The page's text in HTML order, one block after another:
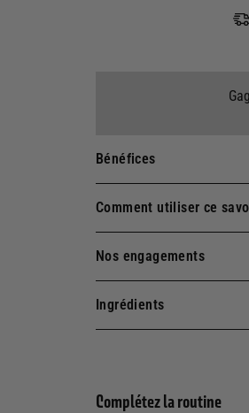
Bénéfices
Comment utiliser ce
Nos engagements
Ingrédients
Complétez la routine